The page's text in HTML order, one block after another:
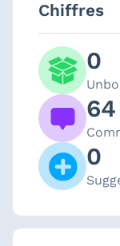
Chiffres
0
64
0